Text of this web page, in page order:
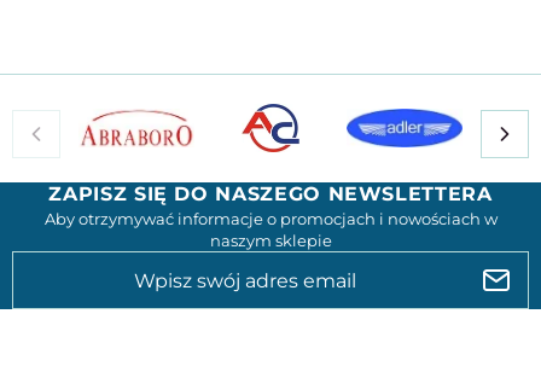
ZAPISZ SIĘ DO NASZEGO NEWSLETTERA
Aby otrzymywać informacje o promocjach i nowościach w
naszym sklepie